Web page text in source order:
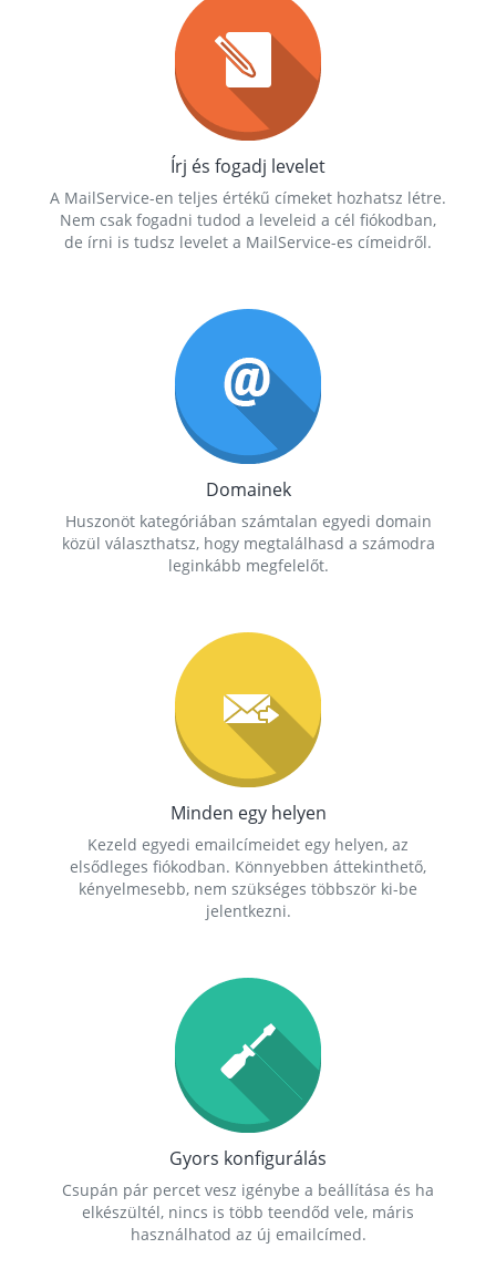
Írj és fogadj levelet
A MailService-en teljes értékű címeket hozhatsz létre.
Nem csak fogadni tudod a leveleid a cél fiókodban,
de írni is tudsz levelet a MailService-es címeidről.
Domainek
Huszonöt kategóriában számtalan egyedi domain
közül választhatsz, hogy megtalálhasd a számodra
leginkább megfelelőt.
Minden egy helyen
Kezeld egyedi emailcímeidet egy helyen, az
elsődleges fiókodban. Könnyebben áttekinthető,
kényelmesebb, nem szükséges többször ki-be
jelentkezni.
Gyors konfigurálás
Csupán pár percet vesz igénybe a beállítása és ha
elkészültél, nincs is több teendőd vele, máris
használhatod az új emailcímed.